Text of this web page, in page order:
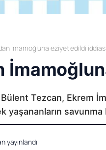
İmamoğluna eziyet edildi
Bülent Tezcan, Ekrem
yaşananların savunma
yayınlandı